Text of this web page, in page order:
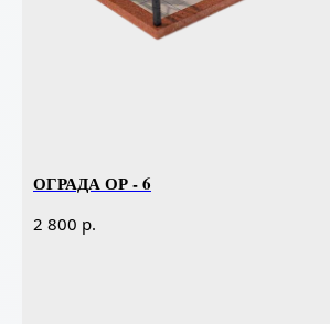
ОГРАДА ОР - 6
2 800 р.